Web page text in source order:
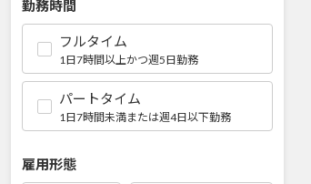
勤務時間
フルタイム
1日7時間以上かつ週5日勤務
パートタイム
1日7時間未満または週4日以下勤務
雇用形態